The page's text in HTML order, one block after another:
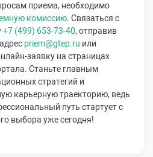
приема, необходимо
комиссию . Связаться с
+7 (499) 653-73-40, отправив
priem@gtep.ru или
заявку на страницах
Станьте главным
стратегий и
карьерную траекторию, ведь
путь стартует с
выбора уже сегодня!